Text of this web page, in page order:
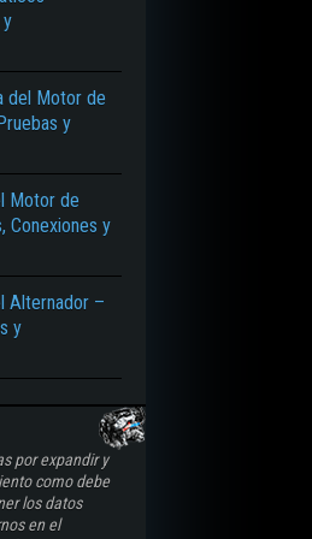
– OHV – DIMENSIONAMIENTO –
y
del Motor de
y
Motor de
Conexiones y
Alternador –
y
por expandir y
como debe
los datos
en el